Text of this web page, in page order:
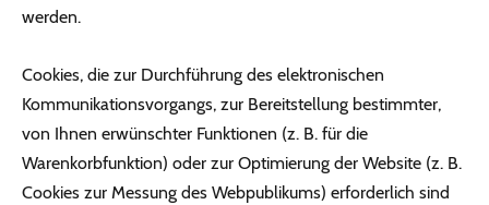
werden.
Cookies, die zur Durchführung des elektronischen
Kommunikationsvorgangs, zur Bereitstellung bestimmter,
von Ihnen erwünschter Funktionen (z. B. für die
Warenkorbfunktion) oder zur Optimierung der Website (z. B.
Cookies zur Messung des Webpublikums) erforderlich sind